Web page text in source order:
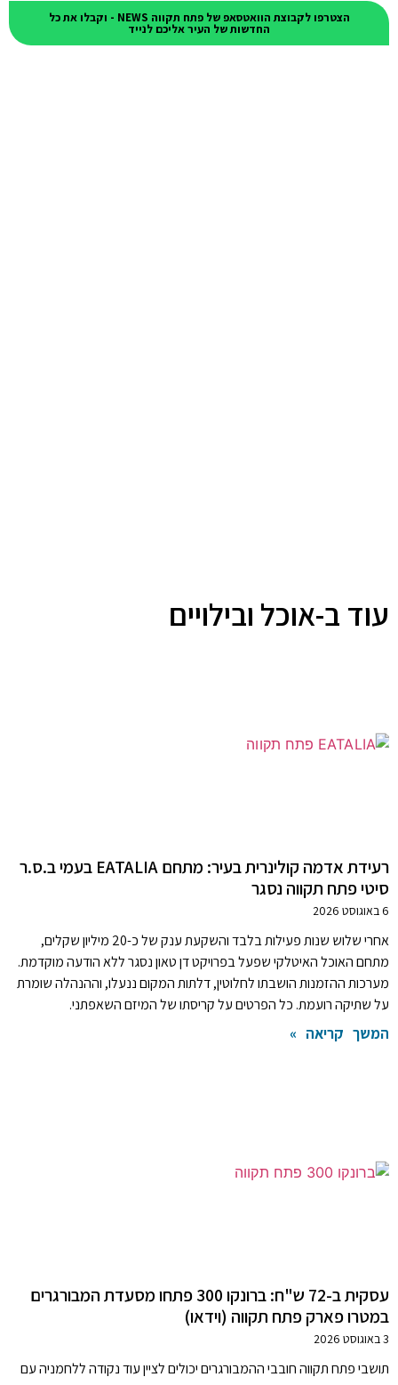
הצטרפו לקבוצת הוואטסאפ של פתח תקווה NEWS - וקבלו את כל
החדשות של העיר אליכם לנייד
עוד ב-אוכל ובילויים
רעידת אדמה קולינרית בעיר: מתחם EATALIA בעמי ב.ס.ר
סיטי פתח תקווה נסגר
6 באוגוסט 2026
אחרי שלוש שנות פעילות בלבד והשקעת ענק של כ-20 מיליון שקלים,
מתחם האוכל האיטלקי שפעל בפרויקט דן טאון נסגר ללא הודעה מוקדמת.
מערכות ההזמנות הושבתו לחלוטין, דלתות המקום ננעלו, וההנהלה שומרת
על שתיקה רועמת. כל הפרטים על קריסתו של המיזם השאפתני.
המשך קריאה »
עסקית ב-72 ש"ח: ברונקו 300 פתחו מסעדת המבורגרים
במטרו פארק פתח תקווה (וידאו)
3 באוגוסט 2026
תושבי פתח תקווה חובבי ההמבורגרים יכולים לציין עוד נקודה ללחמניה עם